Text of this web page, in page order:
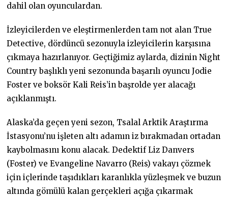
dahil olan oyunculardan.
İzleyicilerden ve eleştirmenlerden tam not alan True
Detective, dördüncü sezonuyla izleyicilerin karşısına
çıkmaya hazırlanıyor. Geçtiğimiz aylarda, dizinin Night
Country başlıklı yeni sezonunda başarılı oyuncu Jodie
Foster ve boksör Kali Reis’in başrolde yer alacağı
açıklanmıştı.
Alaska’da geçen yeni sezon, Tsalal Arktik Araştırma
İstasyonu’nu işleten altı adamın iz bırakmadan ortadan
kaybolmasını konu alacak. Dedektif Liz Danvers
(Foster) ve Evangeline Navarro (Reis) vakayı çözmek
için içlerinde taşıdıkları karanlıkla yüzleşmek ve buzun
altında gömülü kalan gerçekleri açığa çıkarmak